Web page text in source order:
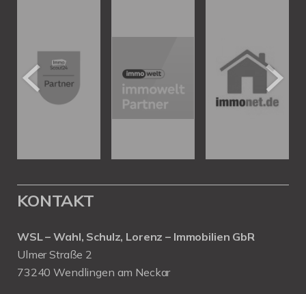
KONTAKT
WSL – Wahl, Schulz, Lorenz – Immobilien GbR
Ulmer Straße 2
73240 Wendlingen am Neckar